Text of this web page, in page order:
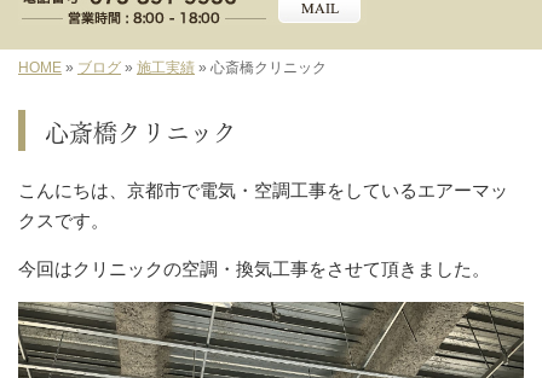
HOME » ブログ » 施工実績 » 心斎橋クリニック
心斎橋クリニック
こんにちは、京都市で電気・空調工事をしているエアーマッ
クスです。
今回はクリニックの空調・換気工事をさせて頂きました。